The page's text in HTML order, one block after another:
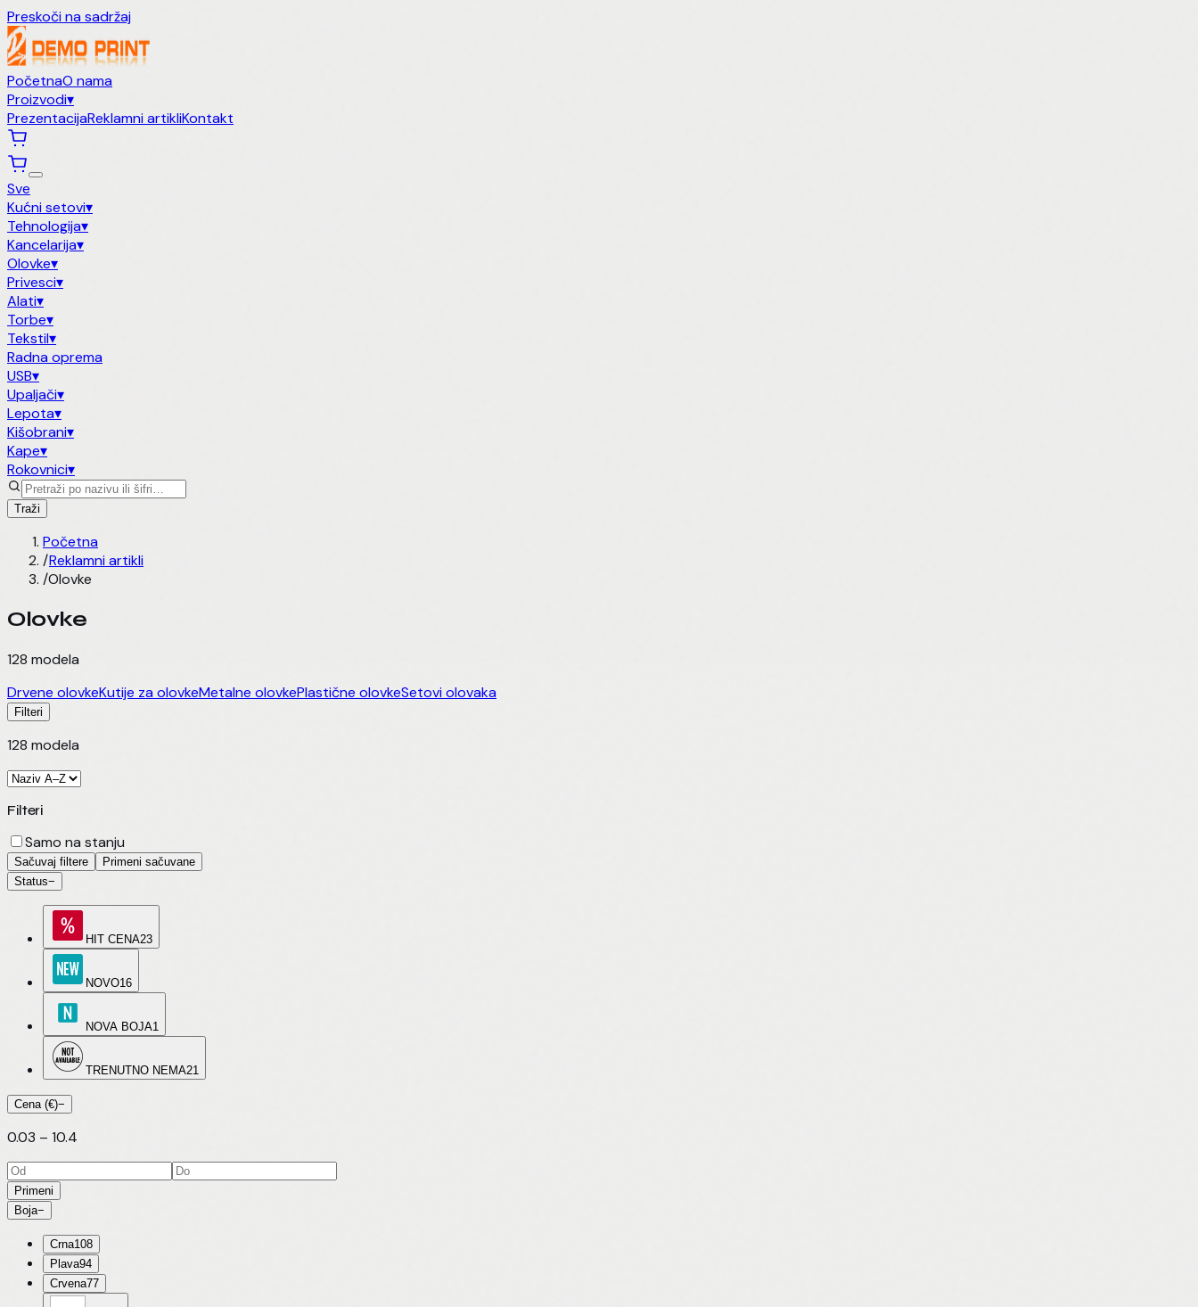
Preskoči na sadržaj
PočetnaO nama
Proizvodi▾
PrezentacijaReklamni artikliKontakt
Sve
Kućni setovi▾
Tehnologija▾
Kancelarija▾
Olovke▾
Privesci▾
Alati▾
Torbe▾
Tekstil▾
Radna oprema
USB▾
Upaljači▾
Lepota▾
Kišobrani▾
Kape▾
Rokovnici▾
Traži
Početna
/Reklamni artikli
/Olovke
Olovke
128 modela
Drvene olovkeKutije za olovkeMetalne olovkePlastične olovkeSetovi olovaka
Filteri
128 modela
Filteri
Samo na stanju
Sačuvaj filtere
Primeni sačuvane
Status−
HIT CENA23
NOVO16
NOVA BOJA1
TRENUTNO NEMA21
Cena (€)−
0.03 – 10.4
Primeni
Boja−
Crna108
Plava94
Crvena77